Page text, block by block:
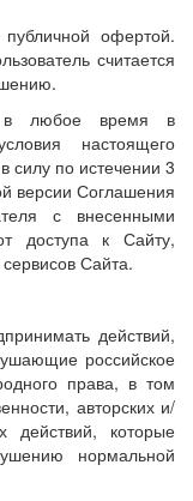
офертой.
считается
в любое время в
настоящего
силу по истечении 3
версии Соглашения
с внесенными
доступа к Сайту,
Сайта.
действий,
российское
права, в том
авторских и/
которые
нормальной